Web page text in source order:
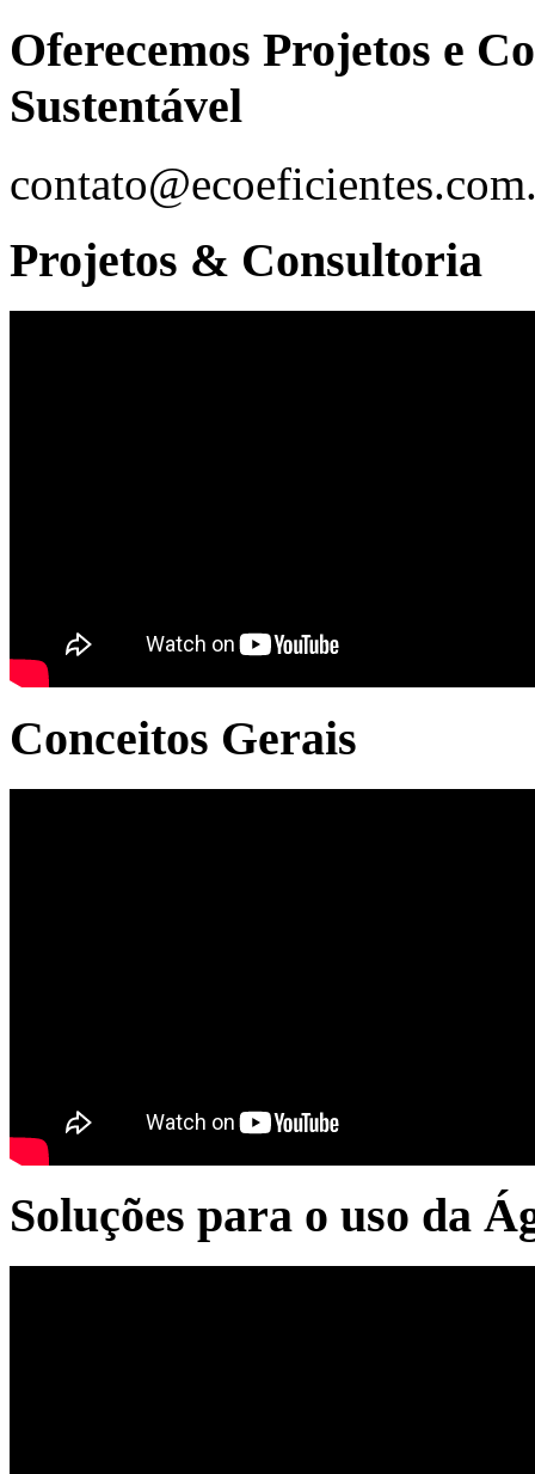
Oferecemos Projetos e
Sustentável
Projetos & Consultoria
Conceitos Gerais
Soluções para o uso da